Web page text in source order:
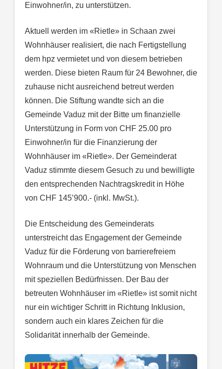
Einwohner/in, zu unterstützen.
Aktuell werden im «Rietle» in Schaan zwei
Wohnhäuser realisiert, die nach Fertigstellung
dem hpz vermietet und von diesem betrieben
werden. Diese bieten Raum für 24 Bewohner, die
zuhause nicht ausreichend betreut werden
können. Die Stiftung wandte sich an die
Gemeinde Vaduz mit der Bitte um finanzielle
Unterstützung in Form von CHF 25.00 pro
Einwohner/in für die Finanzierung der
Wohnhäuser im «Rietle». Der Gemeinderat
Vaduz stimmte diesem Gesuch zu und bewilligte
den entsprechenden Nachtragskredit in Höhe
von CHF 145’900.- (inkl. MwSt.).
Die Entscheidung des Gemeinderats
unterstreicht das Engagement der Gemeinde
Vaduz für die Förderung von barrierefreiem
Wohnraum und die Unterstützung von Menschen
mit speziellen Bedürfnissen. Der Bau der
betreuten Wohnhäuser im «Rietle» ist somit nicht
nur ein wichtiger Schritt in Richtung Inklusion,
sondern auch ein klares Zeichen für die
Solidarität innerhalb der Gemeinde.